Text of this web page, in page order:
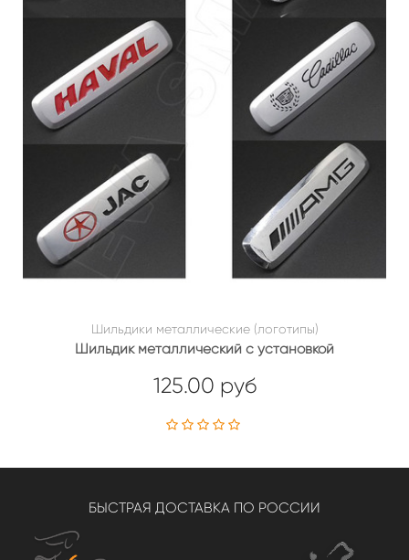
Шильдики металлические (логотипы)
Шильдик металлический с установкой
125.00 руб
БЫСТРАЯ ДОСТАВКА ПО РОССИИ